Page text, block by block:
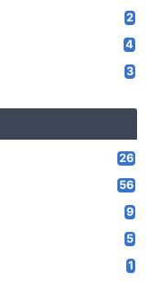
2
4
3
26
56
9
5
1